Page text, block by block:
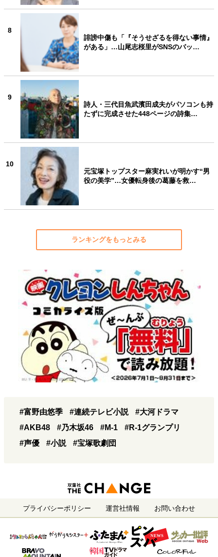
8
誹謗中傷も「『そうせざるを得ない事情』
がある」…山尾志桜里がSNSのバッ…
9
詩人・三代目魚武濱田成夫がパソコンも持
たずに完成させた448ページの詩集…
10
元宝塚トップスター麻実れいが明かす“男
役の美学”…女優転身後の葛藤を救…
ランキングをもっとみる
#富野由悠季 #連続テレビ小説
#大河ドラマ
#AKB48
#乃木坂46 #M-1
#R-1グランプリ
#声優
#小説 #宝塚歌劇団
プライバシーポリシー 運営社情報 お問い合わせ